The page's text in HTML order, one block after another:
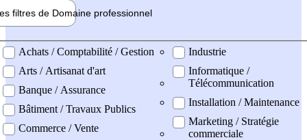
filtres de Domaine professionnel
professionel
Achats / Comptabilité / Gestion
Arts / Artisanat d'art
Banque / Assurance
Bâtiment / Travaux Publics
Commerce / Vente
Industrie
Informatique /
Télécommunication
Installation / Maintenance
Marketing / Stratégie
commerciale